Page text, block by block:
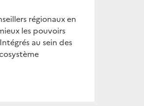
régionaux en
les pouvoirs
au sein des